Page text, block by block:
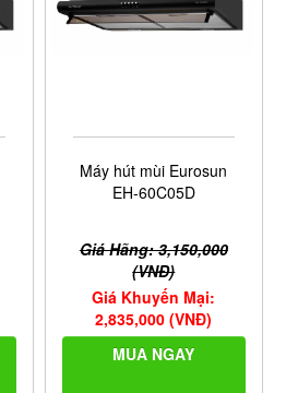
Máy hút mùi Eurosun
EH-60C05D
Giá Hãng: 3,150,000
(VNĐ)
Giá Khuyến Mại:
2,835,000 (VNĐ)
MUA NGAY